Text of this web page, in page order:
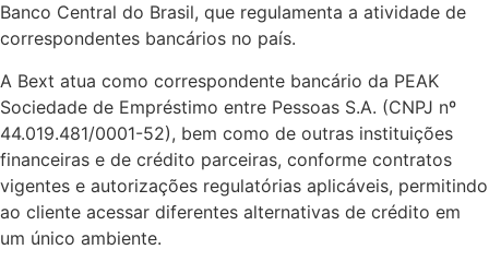
Banco Central do Brasil, que regulamenta a atividade de
correspondentes bancários no país.
A Bext atua como correspondente bancário da PEAK
Sociedade de Empréstimo entre Pessoas S.A. (CNPJ nº
44.019.481/0001-52), bem como de outras instituições
financeiras e de crédito parceiras, conforme contratos
vigentes e autorizações regulatórias aplicáveis, permitindo
ao cliente acessar diferentes alternativas de crédito em
um único ambiente.